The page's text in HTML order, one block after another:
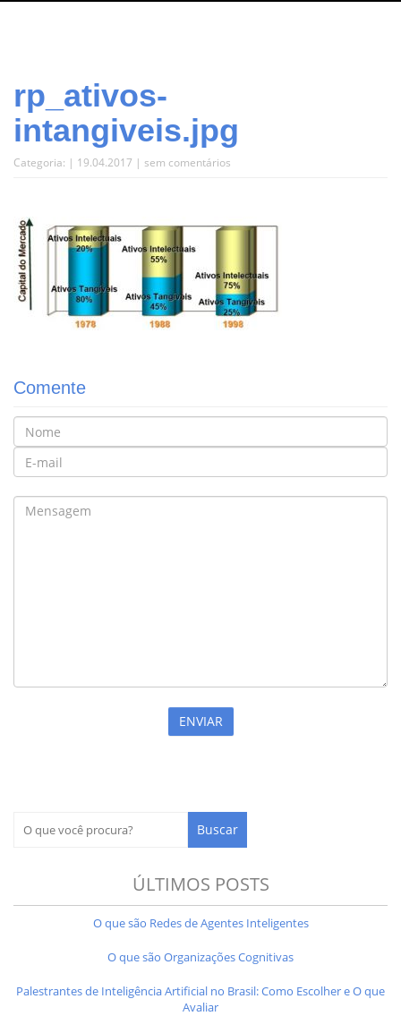
rp_ativos-
intangiveis.jpg
Categoria: | 19.04.2017 | sem comentários
Comente
ÚLTIMOS POSTS
O que são Redes de Agentes Inteligentes
O que são Organizações Cognitivas
Palestrantes de Inteligência Artificial no Brasil: Como Escolher e O que
Avaliar